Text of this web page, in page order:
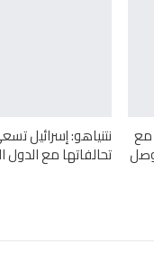
مع نتنياهو: إسرائيل
تحالفاتها مع الدول